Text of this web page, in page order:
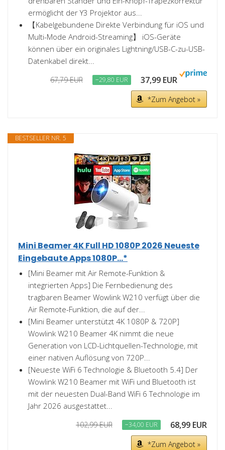
ermöglicht der Y3 Projektor aus...
【Kabelgebundene Direkte Verbindung für iOS und
Multi-Mode Android-Streaming】 iOS-Geräte
können über ein originales Lightning/USB-C-zu-USB-
Datenkabel direkt...
67,79 EUR −29,80 EUR 37,99 EUR
*Zum Angebot »
BESTSELLER NR. 5
Mini Beamer 4K Full HD 1080P 2026 Neueste
Eingebaute Apps 1080P...*
[Mini Beamer mit Air Remote-Funktion &
integrierten Apps] Die Fernbedienung des
tragbaren Beamer Wowlink W210 verfügt über die
Air Remote-Funktion, die auf der...
[Mini Beamer unterstützt 4K 1080P & 720P]
Wowlink W210 Beamer 4K nimmt die neue
Generation von LCD-Lichtquellen-Technologie, mit
einer nativen Auflösung von 720P...
[Neueste WiFi 6 Technologie & Bluetooth 5.4] Der
Wowlink W210 Beamer mit WiFi und Bluetooth ist
mit der neuesten Dual-Band WiFi 6 Technologie im
Jahr 2026 ausgestattet...
102,99 EUR −34,00 EUR 68,99 EUR
*Zum Angebot »